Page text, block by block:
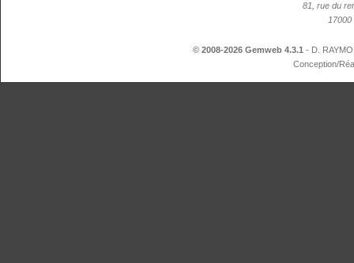
81, rue du
17000
© 2008-2026 Gemweb 4.3.1 - D.
Conception/